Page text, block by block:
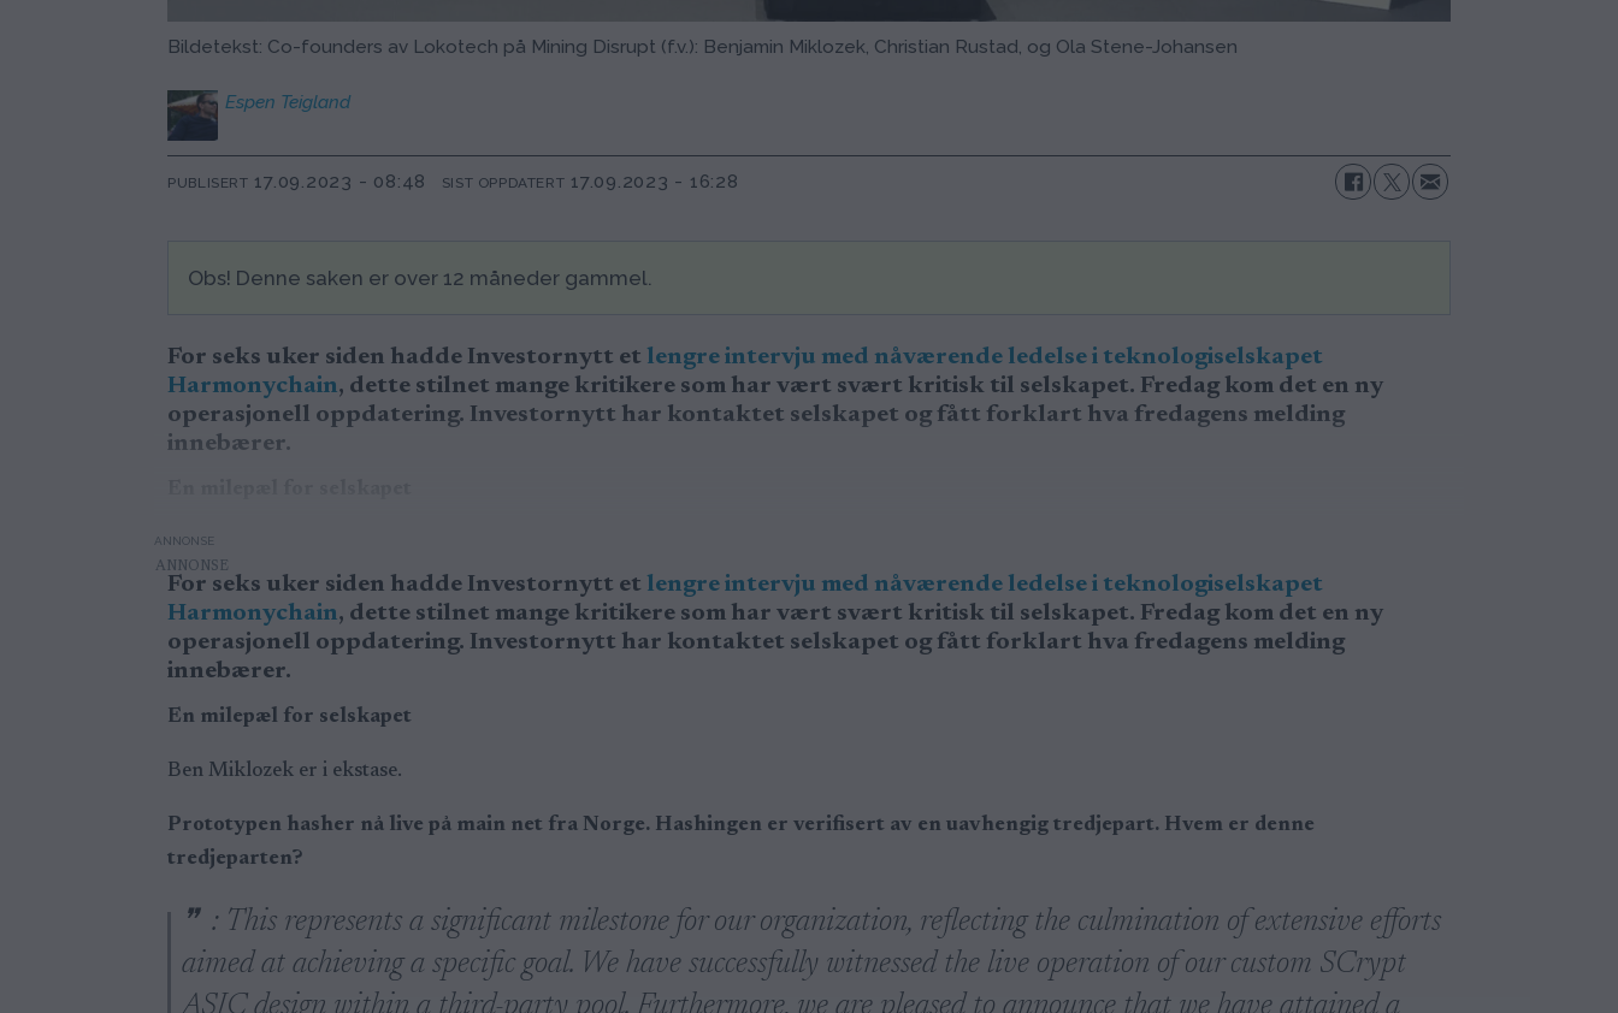
Bildetekst: Co-founders av Lokotech på Mining Disrupt (f.v.): Benjamin Miklozek, Christian Rustad, og Ola Stene-Johansen
Espen Teigland
PUBLISERT 17.09.2023 - 08:48 SIST OPPDATERT 17.09.2023 - 16:28
Obs! Denne saken er over 12 måneder gammel.
For seks uker siden hadde Investornytt et lengre intervju med nåværende ledelse i teknologiselskapet
Harmonychain, dette stilnet mange kritikere som har vært svært kritisk til selskapet. Fredag kom det en ny
operasjonell oppdatering. Investornytt har kontaktet selskapet og fått forklart hva fredagens melding
innebærer.
ANNONSE
For seks uker siden hadde Investornytt et lengre intervju med nåværende ledelse i teknologiselskapet
Harmonychain, dette stilnet mange kritikere som har vært svært kritisk til selskapet. Fredag kom det en ny
operasjonell oppdatering. Investornytt har kontaktet selskapet og fått forklart hva fredagens melding
innebærer.
En milepæl for selskapet
Ben Miklozek er i ekstase.
Prototypen hasher nå live på main net fra Norge. Hashingen er verifisert av en uavhengig tredjepart. Hvem er denne
tredjeparten?
: This represents a significant milestone for our organization, reflecting the culmination of extensive efforts
aimed at achieving a specific goal. We have successfully witnessed the live operation of our custom SCrypt